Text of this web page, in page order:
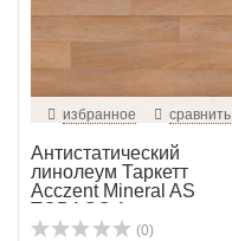
избранное сравнить
Антистатический
линолеум Таркетт
Acczent Mineral AS
TOBAGO 1
(0)